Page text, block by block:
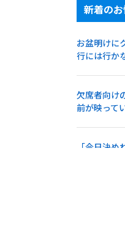
新着の
お盆明けに
行には行か
欠席者向け
前が映って
「今日決